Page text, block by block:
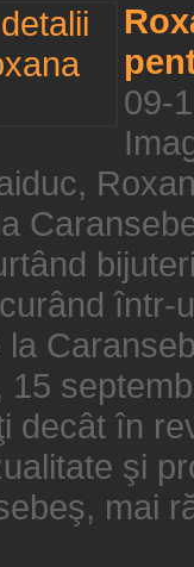
09-
decât în
şi
mai